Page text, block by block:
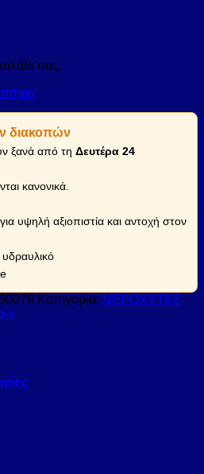
σας.
διακοπών
ξανά από τη Δευτέρα 24
κανονικά.
υψηλή αξιοπιστία και αντοχή στον
Κατηγορία: ΝΕΡΟΧΥΤΕΣ
x